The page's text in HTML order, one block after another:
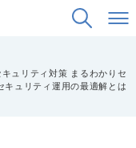
ュリティ対策 まるわかりセ
キュリティ運用の最適解とは